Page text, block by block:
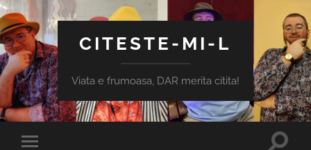
CITESTE-MI-L
Viata e frumoasa, DAR merita citita!
Toggle